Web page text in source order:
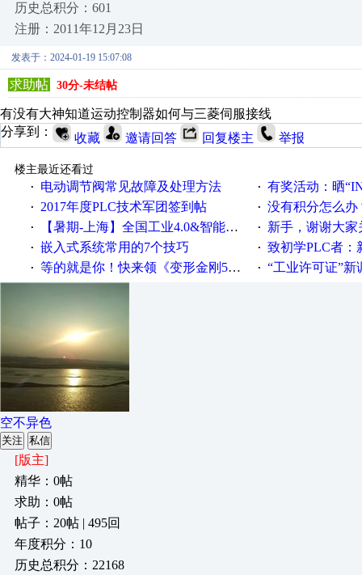
历史总积分：601
注册：2011年12月23日
发表于：2024-01-19 15:07:08
求助帖 30分-未结帖
有没有大神知道运动控制器如何与三菱伺服接线
分享到：
收藏 邀请回答 回复楼主 举报
楼主最近还看过
·
电动调节阀常见故障及处理方法 · 有奖活动：晒
· 2017年度PLC技术军团签到帖 · 没有积分怎么办
· 【暑期-上海】全国工业4.0&智能制造高级培训班通知！ · 新手，谢谢大
· 嵌入式系统常用的7个技巧 · 致初学PLC者：新人
· 等的就是你！快来领《变形金刚5》观影券 · “工业许可证”新调整：水文仪
空不异色
关注 私信
[版主]
精华：0帖
求助：0帖
帖子：20帖 | 495回
年度积分：10
历史总积分：22168